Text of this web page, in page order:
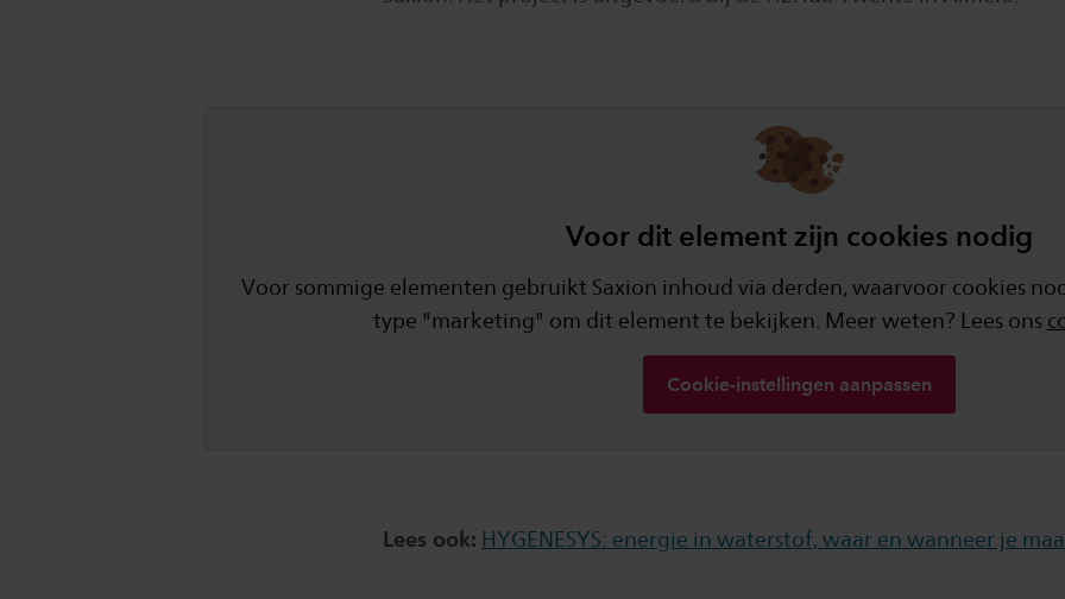
Voor dit element zijn cookies nodig
Voor sommige elementen gebruikt Saxion inhoud via derden, waarvoor cookies
type "marketing" om dit element te bekijken. Meer weten? Lees ons
Cookie-instellingen aanpassen
Lees ook: HYGENESYS: energie in waterstof, waar en wanneer je